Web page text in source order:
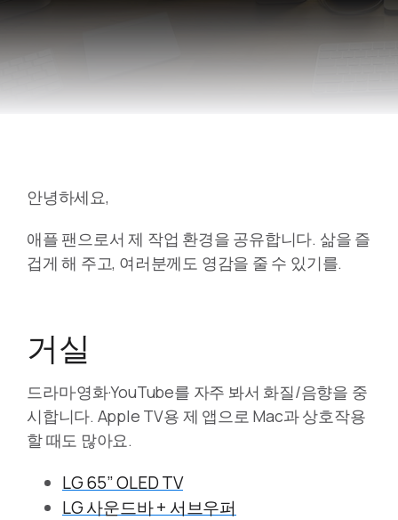
안녕하세요,
애플 팬으로서 제 작업 환경을 공유합니다. 삶을 즐
겁게 해 주고, 여러분께도 영감을 줄 수 있기를.
거실
드라마·영화·YouTube를 자주 봐서 화질/음향을 중
시합니다. Apple TV용 제 앱으로 Mac과 상호작용
할 때도 많아요.
LG 65” OLED TV
LG 사운드바 + 서브우퍼